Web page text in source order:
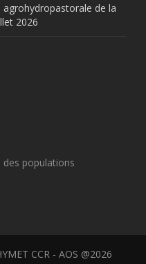
de la
2026
des populations
CCR - AOS @2026